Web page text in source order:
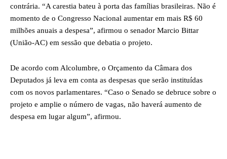
contrária. “A carestia bateu à porta das famílias brasileiras. Não é
momento de o Congresso Nacional aumentar em mais R$ 60
milhões anuais a despesa”, afirmou o senador Marcio Bittar
(União-AC) em sessão que debatia o projeto.
De acordo com Alcolumbre, o Orçamento da Câmara dos
Deputados já leva em conta as despesas que serão instituídas
com os novos parlamentares. “Caso o Senado se debruce sobre o
projeto e amplie o número de vagas, não haverá aumento de
despesa em lugar algum”, afirmou.